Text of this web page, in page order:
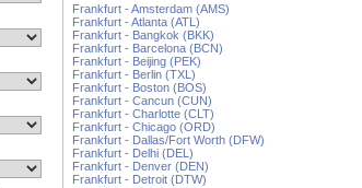
Frankfurt - Amsterdam (AMS)
Frankfurt - Atlanta (ATL)
Frankfurt - Bangkok (BKK)
Frankfurt - Barcelona (BCN)
Frankfurt - Beijing (PEK)
Frankfurt - Berlin (TXL)
Frankfurt - Boston (BOS)
Frankfurt - Cancun (CUN)
Frankfurt - Charlotte (CLT)
Frankfurt - Chicago (ORD)
Frankfurt - Dallas/Fort Worth (DFW)
Frankfurt - Delhi (DEL)
Frankfurt - Denver (DEN)
Frankfurt - Detroit (DTW)